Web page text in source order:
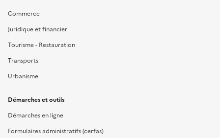
Commerce
Juridique et financier
Tourisme - Restauration
Transports
Urbanisme
Démarches et outils
Démarches en ligne
Formulaires administratifs (cerfas)